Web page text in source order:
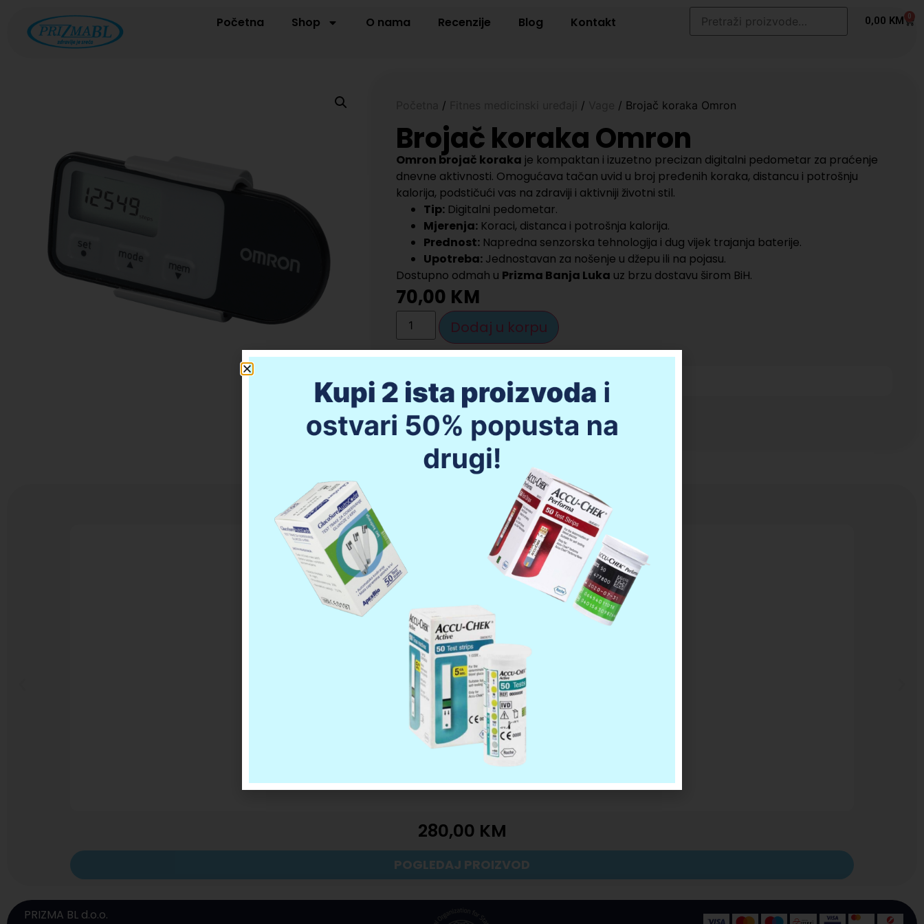
Početna Shop O nama Recenzije Blog Kontakt 0,00 KM 0
/ / / Brojač koraka Omron
Brojač koraka Omron
Omron brojač koraka je kompaktan i izuzetno precizan digitalni pedometar za praćenje
dnevne aktivnosti. Omogućava tačan uvid u broj pređenih koraka, distancu i potrošnju
kalorija, podstičući vas na zdraviji i aktivniji životni stil.
Tip:Digitalni pedometar.
Mjerenja:Koraci, distanca i potrošnja kalorija.
Prednost:Napredna senzorska tehnologija i dug vijek trajanja baterije.
Upotreba:Jednostavan za nošenje u džepu ili na pojasu.
Dostupno odmah u Prizma Banja Luka uz brzu dostavu širom BiH.
70,00 KM
Dodaj u korpu
Opis proizvoda
Da li imate pitanja u vezi kupovine?
OMRON BF511
280,00 KM
POGLEDAJ PROIZVOD
PRIZMA BL d.o.o.